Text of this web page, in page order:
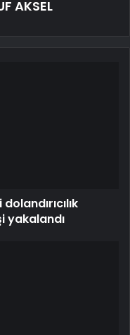
AKSEL
yakalandı